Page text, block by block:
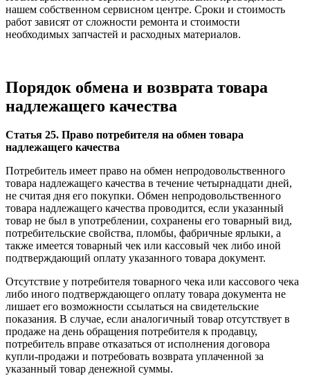
нашем собственном сервисном центре. Сроки и стоимость
работ зависят от сложности ремонта и стоимости
необходимых запчастей и расходных материалов.
Порядок обмена и возврата товара
надлежащего качества
Статья 25. Право потребителя на обмен товара
надлежащего качества
Потребитель имеет право на обмен непродовольственного
товара надлежащего качества в течение четырнадцати дней,
не считая дня его покупки. Обмен непродовольственного
товара надлежащего качества проводится, если указанный
товар не был в употреблении, сохранены его товарный вид,
потребительские свойства, пломбы, фабричные ярлыки, а
также имеется товарный чек или кассовый чек либо иной
подтверждающий оплату указанного товара документ.
Отсутствие у потребителя товарного чека или кассового чека
либо иного подтверждающего оплату товара документа не
лишает его возможности ссылаться на свидетельские
показания. В случае, если аналогичный товар отсутствует в
продаже на день обращения потребителя к продавцу,
потребитель вправе отказаться от исполнения договора
купли-продажи и потребовать возврата уплаченной за
указанный товар денежной суммы.